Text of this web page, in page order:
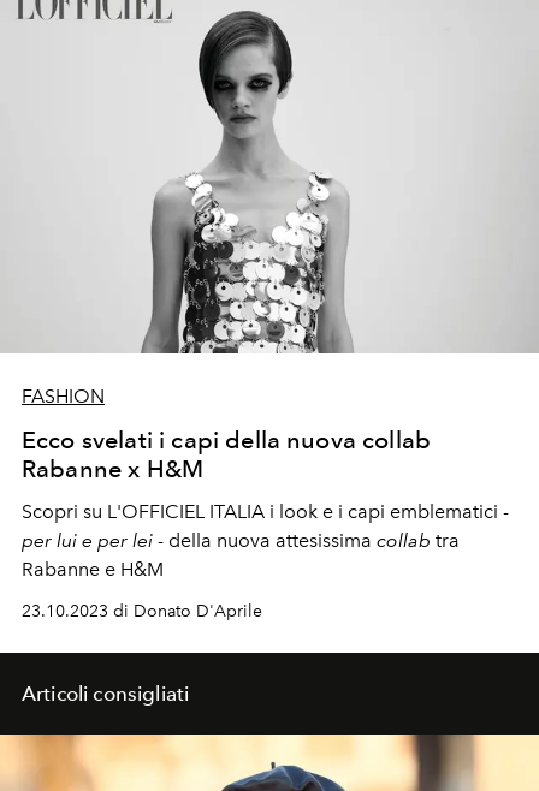
FASHION
Ecco svelati i capi della nuova collab
Rabanne x H&M
Scopri su L'OFFICIEL ITALIA i look e i capi emblematici -
per lui e per lei - della nuova attesissima collab tra
Rabanne e H&M
23.10.2023 di Donato D'Aprile
Articoli consigliati